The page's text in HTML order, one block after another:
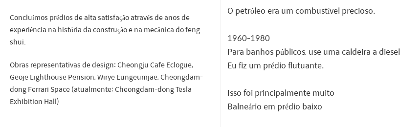
Concluímos prédios de alta satisfação através de anos de
experiência na história da construção e na mecânica do feng
shui.
Obras representativas de design: Cheongju Cafe Eclogue,
Geoje Lighthouse Pension, Wirye Eungeumjae, Cheongdam-
dong Ferrari Space (atualmente: Cheongdam-dong Tesla
Exhibition Hall)
O petróleo era um combustível precioso.
1960-1980
Para banhos públicos, use uma caldeira a diesel
Eu fiz um prédio flutuante.
Isso foi principalmente muito
Balneário em prédio baixo